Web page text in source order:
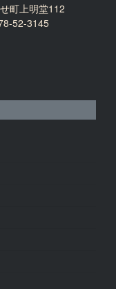
町上明堂112
52-3145